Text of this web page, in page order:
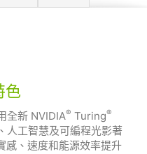
色
全新 NVIDIA® Turing®
人工智慧及可編程光影著
感、速度和能源效率提升